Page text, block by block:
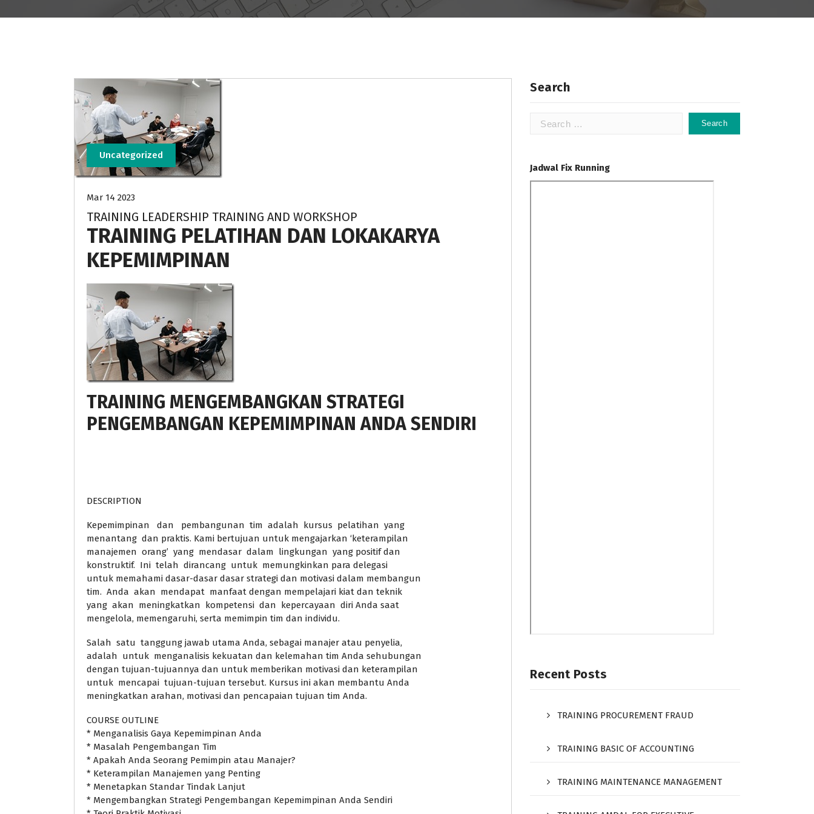
Uncategorized
Mar 14 2023
TRAINING LEADERSHIP TRAINING AND WORKSHOP
TRAINING PELATIHAN DAN LOKAKARYA
KEPEMIMPINAN
TRAINING MENGEMBANGKAN STRATEGI
PENGEMBANGAN KEPEMIMPINAN ANDA SENDIRI
DESCRIPTION
Kepemimpinan dan pembangunan tim adalah kursus pelatihan yang
menantang dan praktis. Kami bertujuan untuk mengajarkan ‘keterampilan
manajemen orang’ yang mendasar dalam lingkungan yang positif dan
konstruktif. Ini telah dirancang untuk memungkinkan para delegasi
untuk memahami dasar-dasar dasar strategi dan motivasi dalam membangun
tim. Anda akan mendapat manfaat dengan mempelajari kiat dan teknik
yang akan meningkatkan kompetensi dan kepercayaan diri Anda saat
mengelola, memengaruhi, serta memimpin tim dan individu.
Salah satu tanggung jawab utama Anda, sebagai manajer atau penyelia,
adalah untuk menganalisis kekuatan dan kelemahan tim Anda sehubungan
dengan tujuan-tujuannya dan untuk memberikan motivasi dan keterampilan
untuk mencapai tujuan-tujuan tersebut. Kursus ini akan membantu Anda
meningkatkan arahan, motivasi dan pencapaian tujuan tim Anda.
COURSE OUTLINE
* Menganalisis Gaya Kepemimpinan Anda
* Masalah Pengembangan Tim
* Apakah Anda Seorang Pemimpin atau Manajer?
* Keterampilan Manajemen yang Penting
* Menetapkan Standar Tindak Lanjut
* Mengembangkan Strategi Pengembangan Kepemimpinan Anda Sendiri
Search
Search
Jadwal Fix Running
Recent Posts
TRAINING PROCUREMENT FRAUD
TRAINING BASIC OF ACCOUNTING
TRAINING MAINTENANCE MANAGEMENT